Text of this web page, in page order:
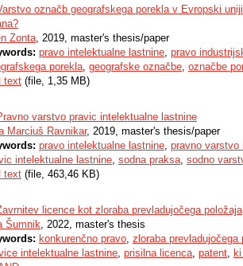
označb geografskega porekla v Evropski
Zonta, 2019, master's thesis/paper
pravo intelektualne lastnine, pravo
porekla, geografske označbe, označbe
text (file, 1,35 MB)
varstvo pravic intelektualne lastnine
Marciuš Ravnikar, 2019, master's thesis/paper
pravo intelektualne lastnine, pravno varstvo
intelektualne lastnine, sodna praksa, sodno
text (file, 463,46 KB)
licence kot zloraba prevladujočega položaja
Šumnik, 2022, master's thesis
konkurenčno pravo, zloraba prevladujočega
intelektualne lastnine, prisilna licenca, patent,